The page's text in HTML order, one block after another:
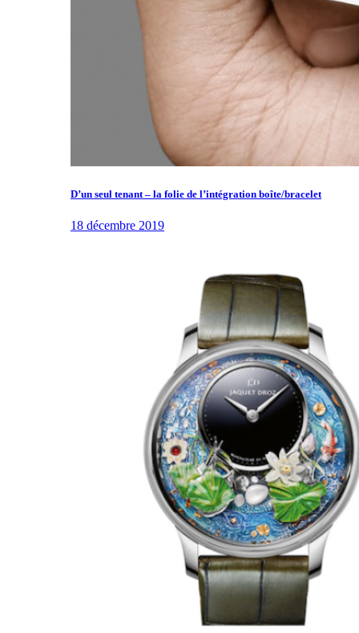
D’un seul tenant – la folie de l’intégration boîte/bracelet
18 décembre 2019